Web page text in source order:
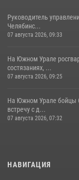
Руководитель
Челябинс...
07 августа 2026, 09:33
На Южном Урале
состязаниях, ...
07 августа 2026, 09:25
На Южном Урале бойцы
встречу с д...
07 августа 2026, 07:32
НАВИГАЦИЯ